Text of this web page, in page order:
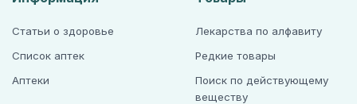
Статьи о здоровье
Список аптек
Аптеки
Лекарства по алфавиту
Редкие товары
Поиск по действующему
веществу